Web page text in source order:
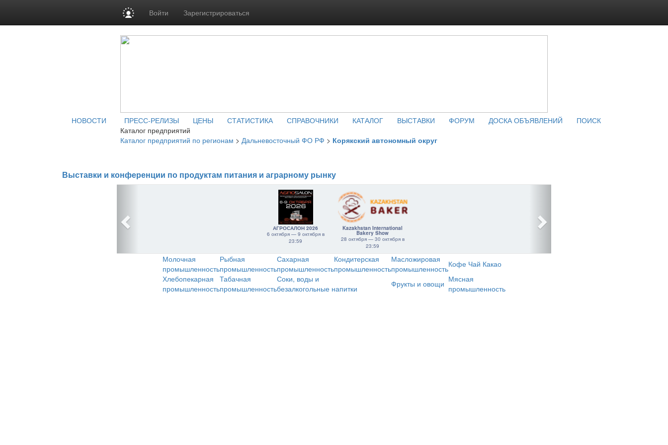
Войти Зарегистрироваться
НОВОСТИ ПРЕСС-РЕЛИЗЫ ЦЕНЫ СТАТИСТИКА СПРАВОЧНИКИ КАТАЛОГ ВЫСТАВКИ ФОРУМ ДОСКА ОБЪЯВЛЕНИЙ
ПОИСК
Каталог предприятий
Каталог предприятий по регионам > Дальневосточный ФО РФ > Корякский автономный округ
Выставки и конференции по продуктам питания и аграрному рынку
АГРОСАЛОН 2026
6 октября — 9 октября в
23:59
Kazakhstan International
Bakery Show
28 октября — 30 октября в
23:59
Молочная
промышленность
Рыбная
промышленность
Сахарная
промышленность
Кондитерская
промышленность
Масложировая
промышленностьКофе Чай Какао
Хлебопекарная
промышленность
Табачная
промышленность
Соки, воды и
безалкогольные напитки
Фрукты и овощи Мясная
промышленность